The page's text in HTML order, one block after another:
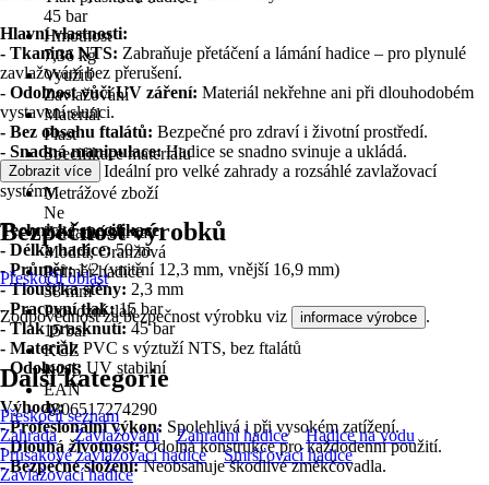
45 bar
Hmotnost
7,36 kg
Využití
Zavlažování
Materiál
Plast
Specifikace materiálu
PVC
Metrážové zboží
Ne
Základní barva
Modrá, Oranžová
Průměr hadice
38 mm
Provozní tlak
15 bar
KČZ
K2JS
EAN
4306517274290
Hlavní vlastnosti:
- Tkanina NTS: Zabraňuje přetáčení a lámání hadice – pro plynulé
zavlažování bez přerušení.
- Odolnost vůči UV záření: Materiál nekřehne ani při dlouhodobém
vystavení slunci.
- Bez obsahu ftalátů: Bezpečné pro zdraví i životní prostředí.
- Snadná manipulace:Hadice se snadno svinuje a ukládá.
- Délka 50 m:
Ideální pro velké zahrady a rozsáhlé zavlažovací
systémy.
Technické specifikace:
- Délka hadice:50 m
- Průměr:1/2 (vnitřní 12,3 mm, vnější 16,9 mm)
- Tloušťka stěny: 2,3 mm
- Pracovní tlak:15 bar
- Tlak prasknutí:45 bar
- Materiál: PVC s výztuží NTS, bez ftalátů
- Odolnost: UV stabilní
Výhody:
-Profesionální výkon: Spolehlivá i při vysokém zatížení.
-Dlouhá životnost:Odolná konstrukce pro každodenní použití.
-Bezpečné složení:Neobsahuje škodlivé změkčovadla.
Zobrazit více
Bezpečnost výrobků
Přeskočit oblast
Zodpovědnost za bezpečnost výrobku viz informace výrobce .
Další kategorie
Přeskočit seznam
Zahrada
Zavlažování Zahradní hadice
Hadice na vodu
Průsakové zavlažovací hadice
Smršťovací hadice
Zavlažovací hadice